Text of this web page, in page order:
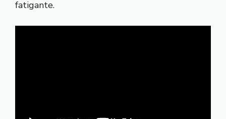
fatigante.